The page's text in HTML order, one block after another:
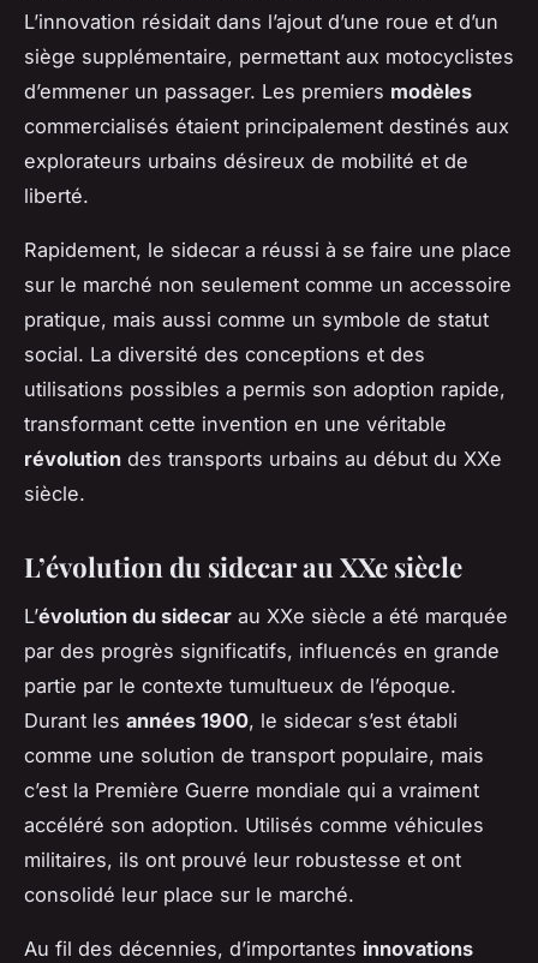
L’innovation résidait dans l’ajout d’une roue et d’un
siège supplémentaire, permettant aux motocyclistes
d’emmener un passager. Les premiers modèles
commercialisés étaient principalement destinés aux
explorateurs urbains désireux de mobilité et de
liberté.
Rapidement, le sidecar a réussi à se faire une place
sur le marché non seulement comme un accessoire
pratique, mais aussi comme un symbole de statut
social. La diversité des conceptions et des
utilisations possibles a permis son adoption rapide,
transformant cette invention en une véritable
révolution des transports urbains au début du XXe
siècle.
L’évolution du sidecar au XXe siècle
L’évolution du sidecar au XXe siècle a été marquée
par des progrès significatifs, influencés en grande
partie par le contexte tumultueux de l’époque.
Durant les années 1900, le sidecar s’est établi
comme une solution de transport populaire, mais
c’est la Première Guerre mondiale qui a vraiment
accéléré son adoption. Utilisés comme véhicules
militaires, ils ont prouvé leur robustesse et ont
consolidé leur place sur le marché.
Au fil des décennies, d’importantes innovations